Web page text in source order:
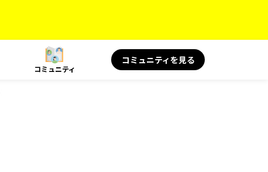
コミュニティ
コミュニティを見る